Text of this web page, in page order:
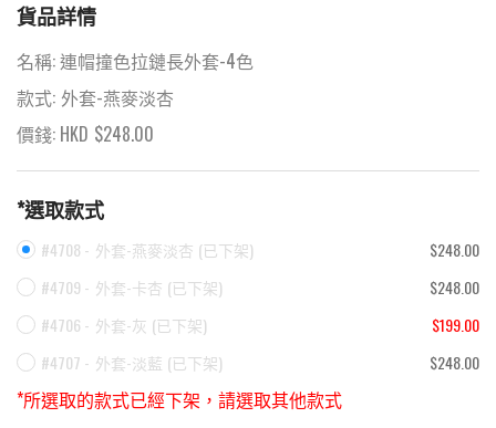
貨品詳情
名稱:連帽撞色拉鏈長外套-4色
款式: 外套-燕麥淡杏
價錢: HKD $248.00
*選取款式
#4708 - 外套-燕麥淡杏 (已下架)
$248.00
#4709 - 外套-卡杏 (已下架)
$248.00
#4706 - 外套-灰 (已下架)
$199.00
#4707 - 外套-淡藍 (已下架) $248.00
*所選取的款式已經下架，請選取其他款式